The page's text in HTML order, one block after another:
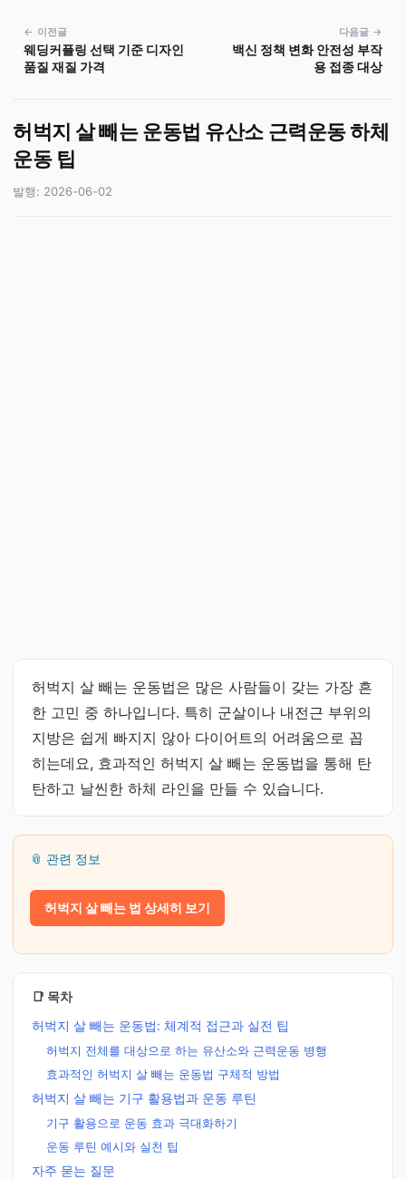
← 이전글
웨딩커플링 선택 기준 디자인
품질 재질 가격
다음글 →
백신 정책 변화 안전성 부작
용 접종 대상
허벅지 살 빼는 운동법 유산소 근력운동 하체
운동 팁
발행: 2026-06-02
허벅지 살 빼는 운동법은 많은 사람들이 갖는 가장 흔
한 고민 중 하나입니다. 특히 군살이나 내전근 부위의
지방은 쉽게 빠지지 않아 다이어트의 어려움으로 꼽
히는데요, 효과적인 허벅지 살 빼는 운동법을 통해 탄
탄하고 날씬한 하체 라인을 만들 수 있습니다.
📎 관련 정보
허벅지 살 빼는 법 상세히 보기
📑 목차
허벅지 살 빼는 운동법: 체계적 접근과 실전 팁
허벅지 전체를 대상으로 하는 유산소와 근력운동 병행
효과적인 허벅지 살 빼는 운동법 구체적 방법
허벅지 살 빼는 기구 활용법과 운동 루틴
기구 활용으로 운동 효과 극대화하기
운동 루틴 예시와 실천 팁
자주 묻는 질문